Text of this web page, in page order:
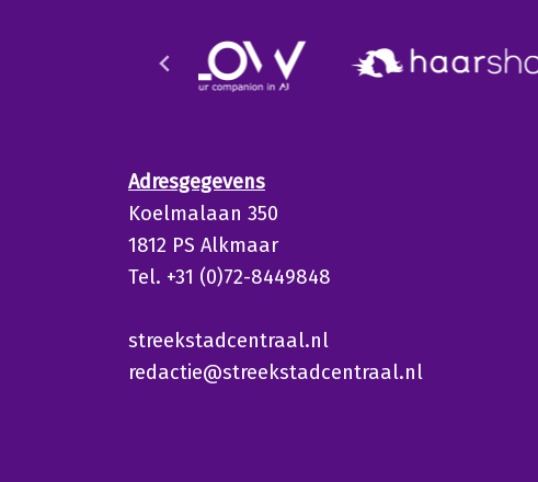
Adresgegevens
Koelmalaan 350
1812 PS Alkmaar
Tel. +31 (0)72-8449848
streekstadcentraal.nl
redactie@streekstadcentraal.nl